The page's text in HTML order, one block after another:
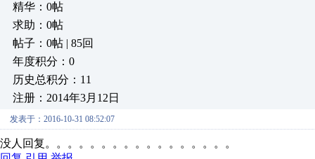
精华：0帖
求助：0帖
帖子：0帖 | 85回
年度积分：0
历史总积分：11
注册：2014年3月12日
发表于：2016-10-31 08:52:07
没人回复。。。。。。。。。。。。。。。。。